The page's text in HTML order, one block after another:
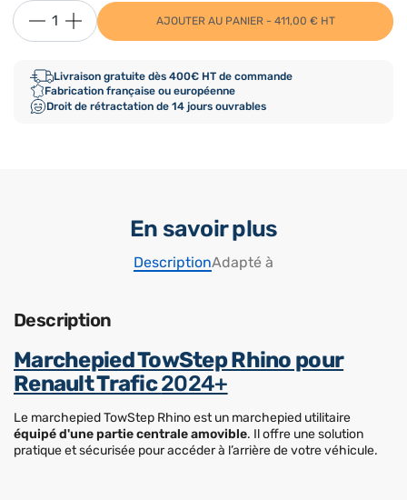
AJOUTER AU PANIER - 411,00 € HT
Livraison gratuite dès 400€ HT de commande
Fabrication française ou européenne
Droit de rétractation de 14 jours ouvrables
En savoir plus
DescriptionAdapté à
Description
Marchepied TowStep Rhino pour
Renault Trafic2024+
Le marchepied TowStep Rhino est un marchepied utilitaire
équipé d'une partie centrale amovible. Il offre une solution
pratique et sécurisée pour accéder à l’arrière de votre véhicule.